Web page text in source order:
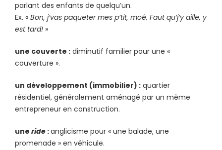
parlant des enfants de quelqu’un.
Ex. « Bon, j’vas paqueter mes p’tit, moé. Faut qu’j’y aille, y
est tard! »
une couverte : diminutif familier pour une «
couverture ».
un développement (immobilier) : quartier
résidentiel, généralement aménagé par un même
entrepreneur en construction.
une ride :anglicisme pour « une balade, une
promenade » en véhicule.